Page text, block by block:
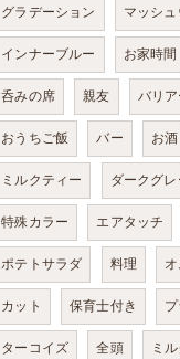
グラデーション マッシ
インナーブルー お家時間
呑みの席 親友 バリア
おうちご飯 バー お酒
ミルクティー ダークグレ
特殊カラー エアタッチ
ポテトサラダ 料理
カット 保育士付き
ターコイズ 全頭 ミ